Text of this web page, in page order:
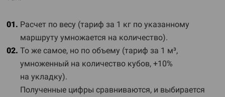
Расчет по весу (тариф за 1 кг по указанному
маршруту умножается на количество).
То же самое, но по объему (тариф за 1 м³,
умноженный на количество кубов, +10%
на укладку).
Полученные цифры сравниваются, и выбирается